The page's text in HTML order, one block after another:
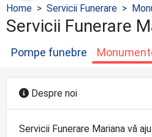
Home Servicii Funerare
Servicii Funerare
Pompe funebre
Despre noi
Servicii Funerare Mariana vă